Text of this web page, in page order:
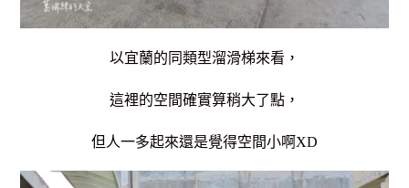
以宜蘭的同類型溜滑梯來看，
這裡的空間確實算稍大了點，
但人一多起來還是覺得空間小啊XD